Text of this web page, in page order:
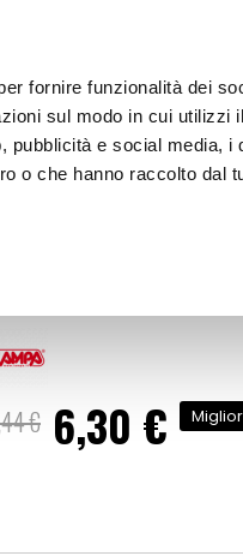
fornire funzionalità dei
sul modo in cui utilizzi
pubblicità e social media, i
o che hanno raccolto dal
€
Prezzo
speciale
6,30 €